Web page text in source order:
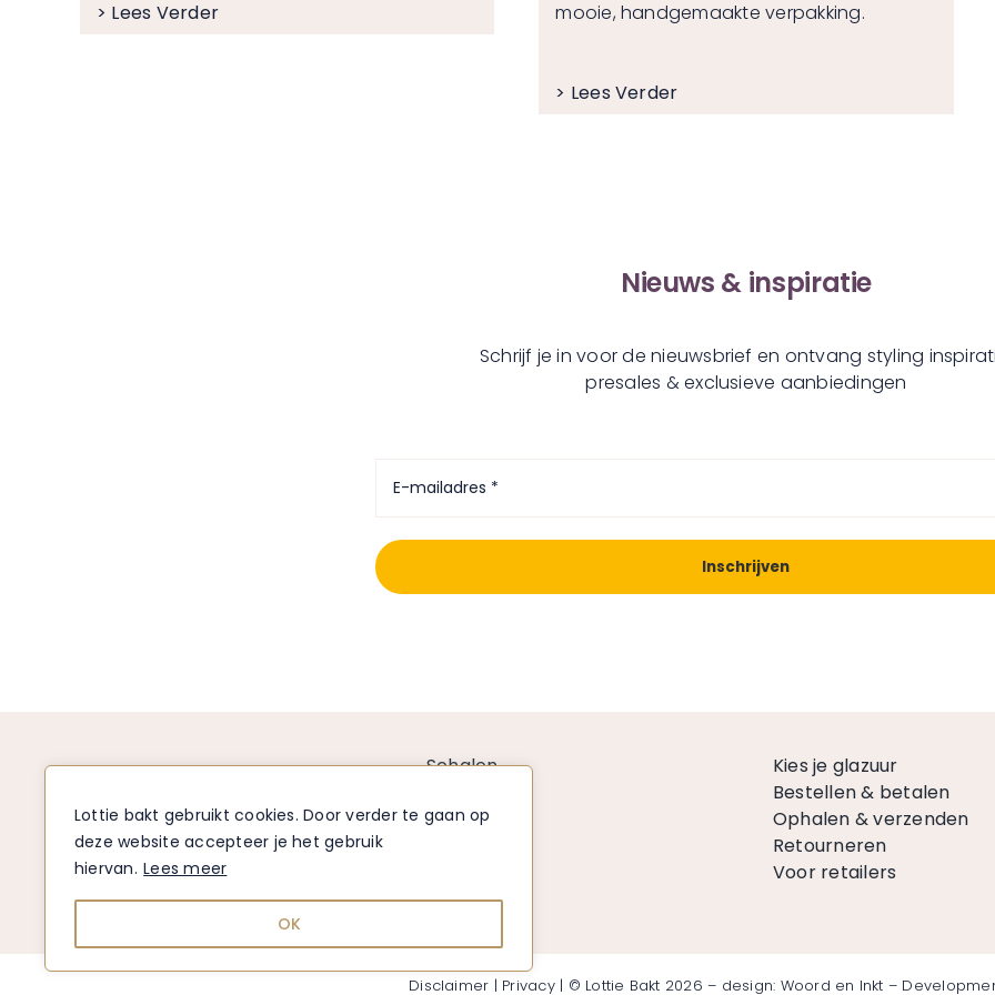
Lottie bakt gebruikt cookies. Door verder te gaan op
deze website accepteer je het gebruik
hiervan. Lees meer
OK
> Lees Verder mooie, handgemaakte verpakking.
> Lees Verder
Nieuws & inspiratie
Schrijf je in voor de nieuwsbrief en ontvang styling
presales & exclusieve aanbiedingen
Volg me op Instagram:
Schalen
Mokken
Decoratie
Kies je glazuur
Bestellen & betalen
Ophalen & verzenden
Retourneren
Voor retailers
Disclaimer | Privacy| © Lottie Bakt 2026 – design: Woord en Inkt –